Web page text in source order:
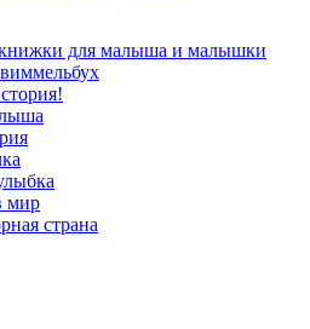
для малыша и малышки
мир
страна